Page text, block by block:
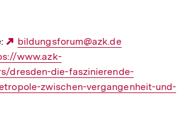
Externer
Link:
bildungsforum@azk.de
www.azk-
dresden-die-faszinierende-
zwischen-vergangenheit-und-